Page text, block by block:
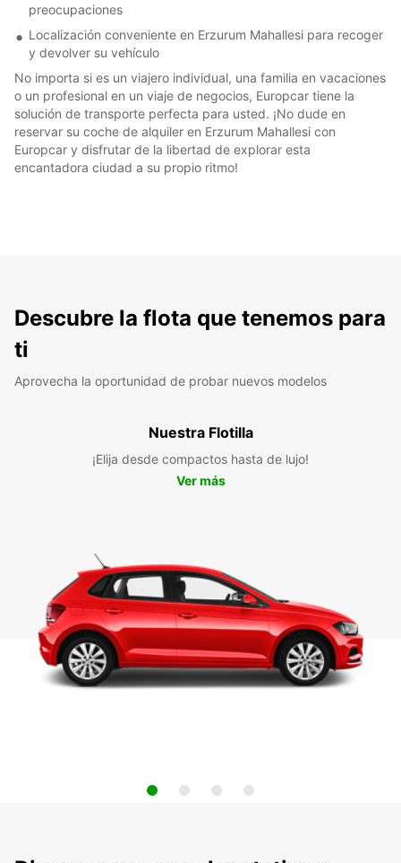
preocupaciones
Localización conveniente en Erzurum Mahallesi para recoger
y devolver su vehículo
No importa si es un viajero individual, una familia en vacaciones
o un profesional en un viaje de negocios, Europcar tiene la
solución de transporte perfecta para usted. ¡No dude en
reservar su coche de alquiler en Erzurum Mahallesi con
Europcar y disfrutar de la libertad de explorar esta
encantadora ciudad a su propio ritmo!
Descubre la flota que tenemos para
ti
Aprovecha la oportunidad de probar nuevos modelos
Nuestra Flotilla
¡Elija desde compactos hasta de lujo!
Ver más